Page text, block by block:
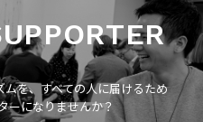
を、すべての人に届けるため
ーになりませんか？